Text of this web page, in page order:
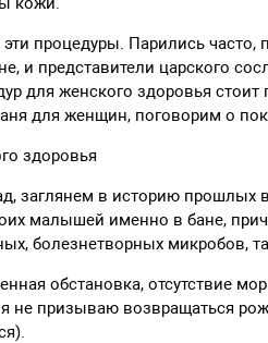
процедуры. Парились
и представители царского
для женского здоровья
для женщин, поговорим о
здоровья
заглянем в историю прошлых
малышей именно в бане,
болезнетворных микробов,
обстановка, отсутствие
не призываю возвращаться